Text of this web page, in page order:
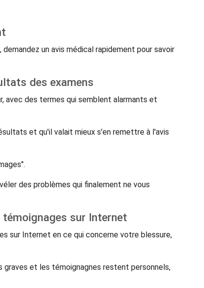
un avis médical rapidement pour savoir
des examens
avec des termes qui semblent alarmants et
et qu'il valait mieux s'en remettre à l'avis
des problèmes qui finalement ne vous
sur Internet
sur Internet en ce qui concerne votre blessure,
et les témoignagnes restent personnels,